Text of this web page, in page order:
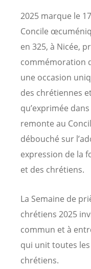
2025 marque le
Concile
en 325, à Nicée,
commémoration
une occasion
des chrétiennes
qu’exprimée
remonte au
débouché sur
expression de la
et des chrétiens.
La Semaine de
chrétiens 2025
commun et à
qui unit toutes
chrétiens.